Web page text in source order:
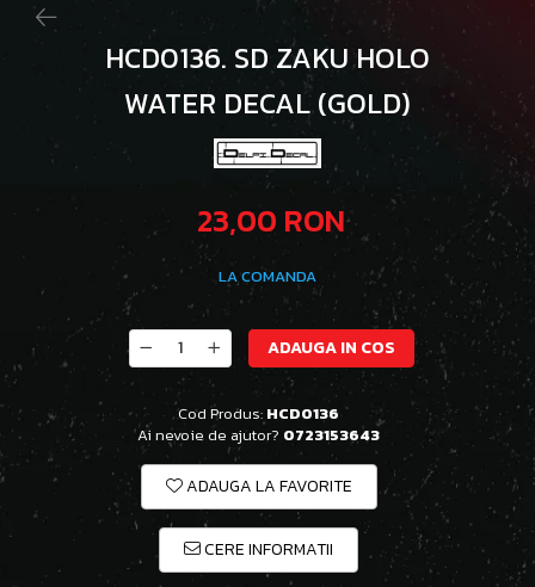
HCD0136. SD ZAKU HOLO
WATER DECAL (GOLD)
23,00 RON
LA COMANDA
ADAUGA IN COS
Cod Produs: HCD0136
Ai nevoie de ajutor? 0723153643
ADAUGA LA FAVORITE
CERE INFORMATII